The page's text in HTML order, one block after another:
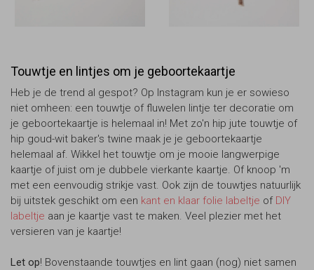
Touwtje en lintjes om je geboortekaartje
Heb je de trend al gespot? Op Instagram kun je er sowieso
niet omheen: een touwtje of fluwelen lintje ter decoratie om
je geboortekaartje is helemaal in! Met zo'n hip jute touwtje of
hip goud-wit baker's twine maak je je geboortekaartje
helemaal af. Wikkel het touwtje om je mooie langwerpige
kaartje of juist om je dubbele vierkante kaartje. Of knoop 'm
met een eenvoudig strikje vast. Ook zijn de touwtjes natuurlijk
bij uitstek geschikt om een kant en klaar folie labeltje of DIY
labeltje aan je kaartje vast te maken. Veel plezier met het
versieren van je kaartje!
Let op! Bovenstaande touwtjes en lint gaan (nog) niet samen